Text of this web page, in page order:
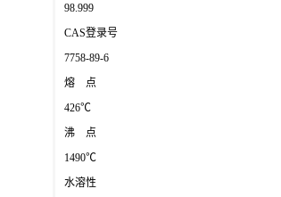
98.999
CAS登录号
7758-89-6
熔 点
426℃
沸 点
1490℃
水溶性